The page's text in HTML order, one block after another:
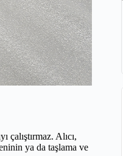
çalıştırmaz. Alıcı,
ya da taşlama ve